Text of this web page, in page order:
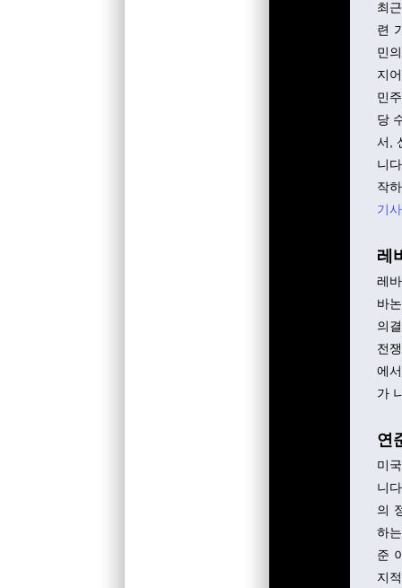
최
련
민
지
민
당
서,
니
작
기사
레
레
바
의
전
에
가
연
미
니
의
하
준
지